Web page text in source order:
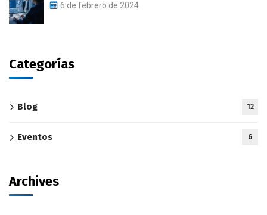
6 de febrero de 2024
Categorías
Blog 12
Eventos 6
Archives